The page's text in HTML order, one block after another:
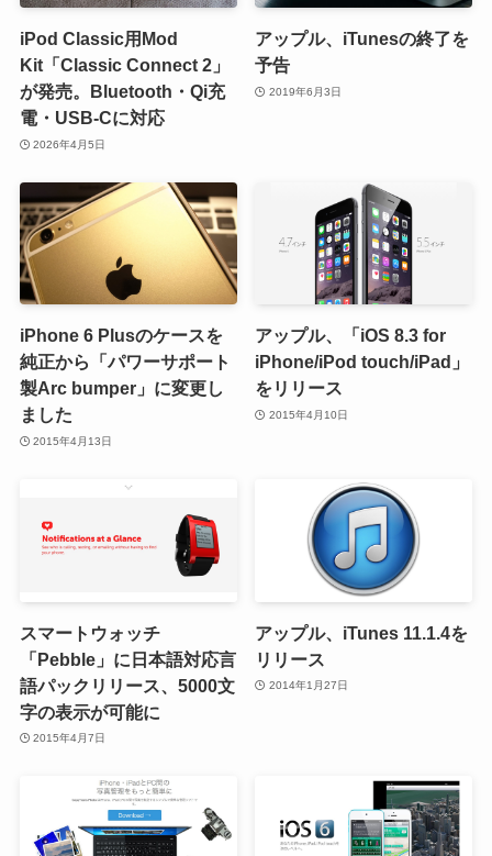
iPod Classic用Mod
Kit「Classic Connect 2」
が発売。Bluetooth・Qi充
電・USB-Cに対応
2026年4月5日
アップル、iTunesの終了を
予告
2019年6月3日
iPhone 6 Plusのケースを
純正から「パワーサポート
製Arc bumper」に変更し
ました
2015年4月13日
アップル、「iOS 8.3 for
iPhone/iPod touch/iPad」
をリリース
2015年4月10日
スマートウォッチ
「Pebble」に日本語対応言
語パックリリース、5000文
字の表示が可能に
2015年4月7日
アップル、iTunes 11.1.4を
リリース
2014年1月27日